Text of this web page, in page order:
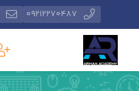
۰۹۲۱۲۲۷۰۴۸۷